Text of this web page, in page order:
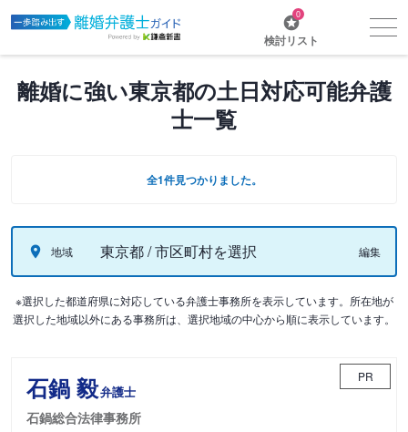
0
検討リスト
離婚に強い東京都の土日対応可能弁護
士一覧
全1件見つかりました。
地域 東京都 / 市区町村を選択 編集
※選択した都道府県に対応している弁護士事務所を表示しています。所在地が
選択した地域以外にある事務所は、選択地域の中心から順に表示しています。
石鍋 毅弁護士
石鍋総合法律事務所
PR